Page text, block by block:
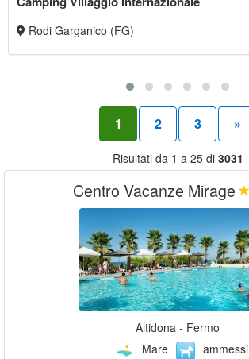
Rodi Garganico (FG)
1 2 3 »
Risultati da 1 a 25 di 3031
Centro Vacanze Mirage
Altidona - Fermo
Mare
ammessi